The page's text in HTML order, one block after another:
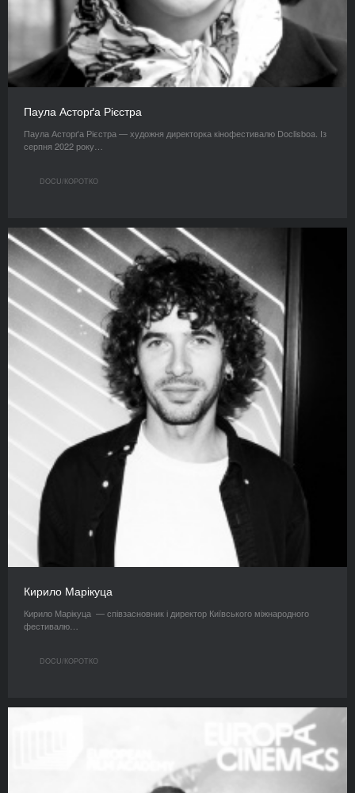
Паула Асторґа Рієстра
Паула Асторґа Рієстра — художня директорка кінофестивалю Doclisboa. Із
серпня 2022 року…
DOCU/КОРОТКО
Кирило Марікуца
Кирило Марікуца — співзасновник і директор Київського міжнародного
фестивалю…
DOCU/КОРОТКО